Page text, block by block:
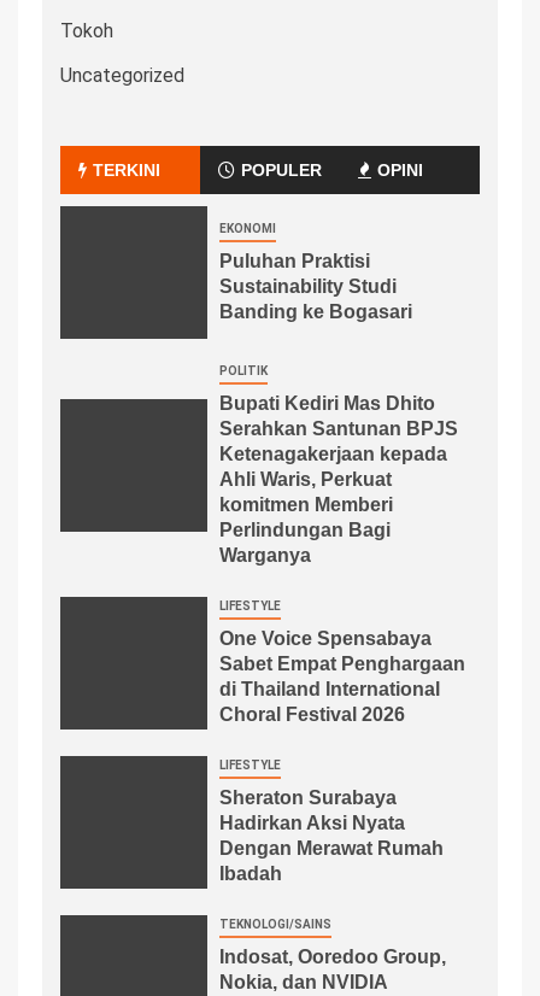
Tokoh
Uncategorized
TERKINI POPULER OPINI
EKONOMI
Puluhan Praktisi
Sustainability Studi
Banding ke Bogasari
POLITIK
Bupati Kediri Mas Dhito
Serahkan Santunan BPJS
Ketenagakerjaan kepada
Ahli Waris, Perkuat
komitmen Memberi
Perlindungan Bagi
Warganya
LIFESTYLE
One Voice Spensabaya
Sabet Empat Penghargaan
di Thailand International
Choral Festival 2026
LIFESTYLE
Sheraton Surabaya
Hadirkan Aksi Nyata
Dengan Merawat Rumah
Ibadah
TEKNOLOGI/SAINS
Indosat, Ooredoo Group,
Nokia, dan NVIDIA